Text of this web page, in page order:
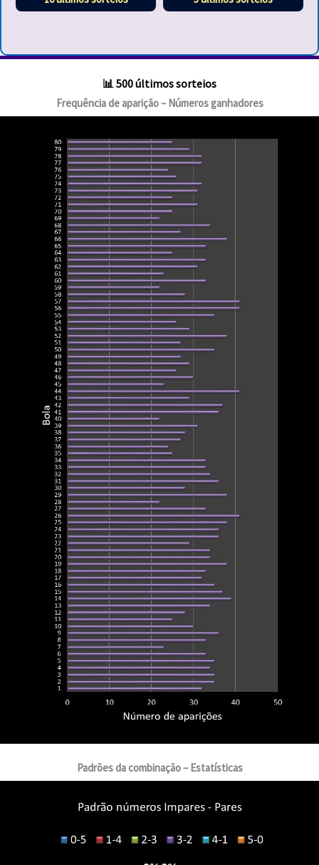
📊 500 últimos sorteios
Frequência de aparição – Números ganhadores
Padrões da combinação – Estatísticas